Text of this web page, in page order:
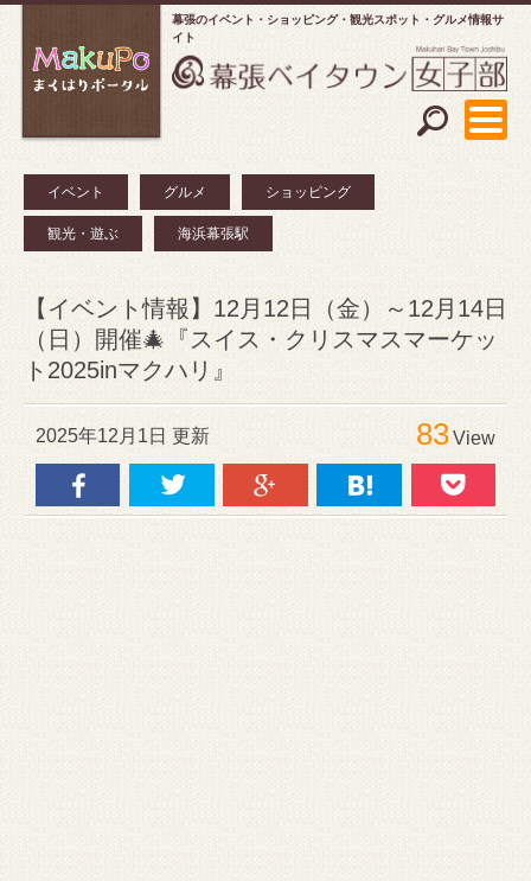
幕張のイベント・ショッピング
観光スポット・グルメ情報サ
イト
イベント グルメ ショッピング
観光・遊ぶ 海浜幕張駅
【イベント情報】12月12日（金）～12月14日
（日）開催🎄『スイス・クリスマスマーケッ
ト2025inマクハリ』
2025年12月1日 更新 83View